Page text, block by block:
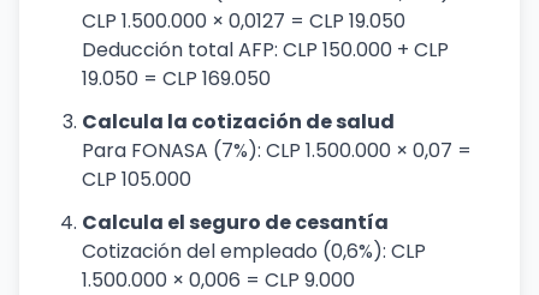
CLP 1.500.000 × 0,0127 = CLP 19.050
Deducción total AFP: CLP 150.000 + CLP
19.050 = CLP 169.050
Calcula la cotización de salud
Para FONASA (7%): CLP 1.500.000 × 0,07 =
CLP 105.000
Calcula el seguro de cesantía
Cotización del empleado (0,6%): CLP
1.500.000 × 0,006 = CLP 9.000